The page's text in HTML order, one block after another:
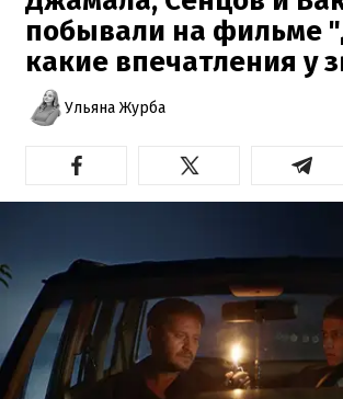
побывали на фильме
какие впечатления у
Ульяна Журба